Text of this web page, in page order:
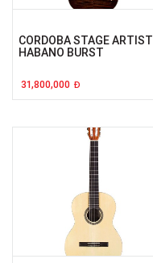
CORDOBA STAGE ARTIST
HABANO BURST
31,800,000 Đ